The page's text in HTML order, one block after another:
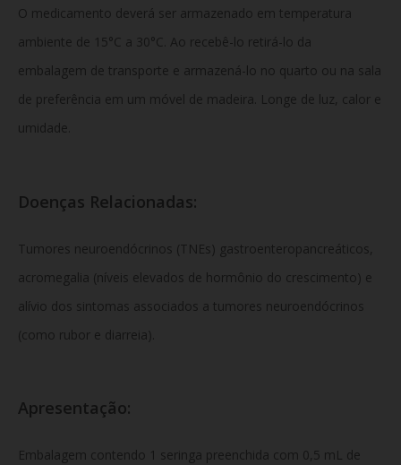
O medicamento deverá ser armazenado em temperatura
ambiente de 15°C a 30°C. Ao recebê-lo retirá-lo da
embalagem de transporte e armazená-lo no quarto ou na sala
de preferência em um móvel de madeira. Longe de luz, calor e
umidade.
Doenças Relacionadas:
Tumores neuroendócrinos (TNEs) gastroenteropancreáticos,
acromegalia (níveis elevados de hormônio do crescimento) e
alívio dos sintomas associados a tumores neuroendócrinos
(como rubor e diarreia).
Apresentação:
Embalagem contendo 1 seringa preenchida com 0,5 mL de